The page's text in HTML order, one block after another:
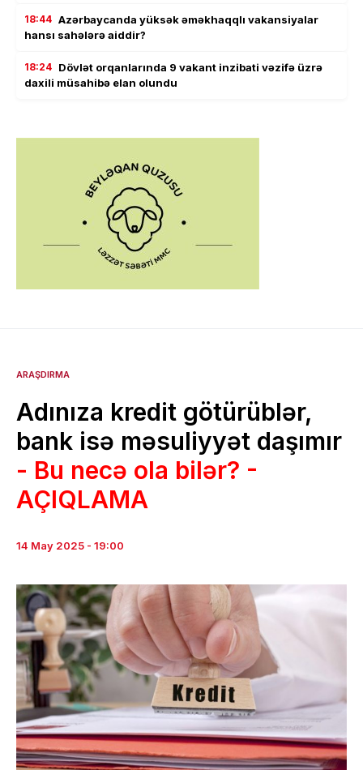
18:44 Azərbaycanda yüksək əməkhaqqlı vakansiyalar
hansı sahələrə aiddir?
18:24 Dövlət orqanlarında 9 vakant inzibati vəzifə üzrə
daxili müsahibə elan olundu
ARAŞDIRMA
Adınıza kredit götürüblər,
bank isə məsuliyyət daşımır
- Bu necə ola bilər? -
AÇIQLAMA
14 May 2025 - 19:00